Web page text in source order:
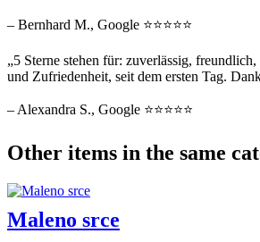
– Bernhard M., Google ⭐⭐⭐⭐⭐
„5 Sterne stehen für: zuverlässig,
und Zufriedenheit, seit dem ersten Tag.
– Alexandra S., Google ⭐⭐⭐⭐⭐
Other items in the same
Maleno srce